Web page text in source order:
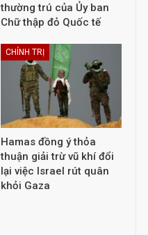
thường trú của Ủy ban
Chữ thập đỏ Quốc tế
CHÍNH TRỊ
Hamas đồng ý thỏa
thuận giải trừ vũ khí đổi
lại việc Israel rút quân
khỏi Gaza